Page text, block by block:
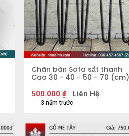
Chân bàn Sofa sắt thanh
Cao 30 - 40 - 50 - 70 (cm)
3 năm trước
500.000₫ Liên Hệ